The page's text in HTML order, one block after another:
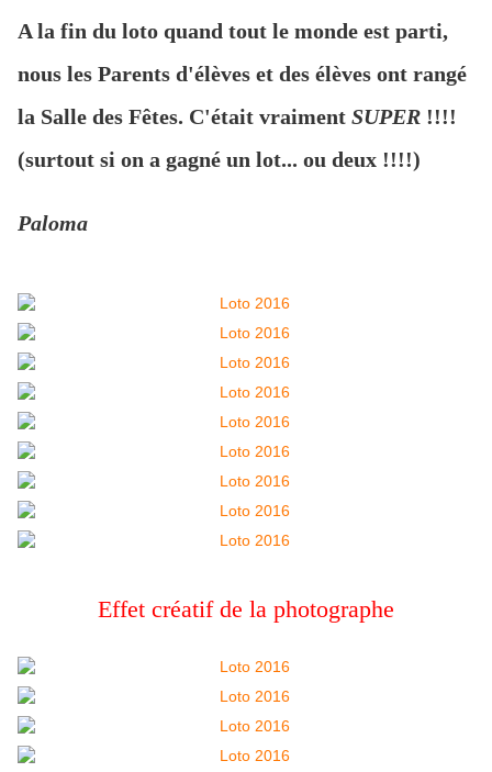
A la fin du loto quand tout le monde est parti,
nous les Parents d'élèves et des élèves ont rangé
la Salle des Fêtes. C'était vraiment SUPER !!!!
(surtout si on a gagné un lot... ou deux !!!!)
Paloma
Effet créatif de la photographe